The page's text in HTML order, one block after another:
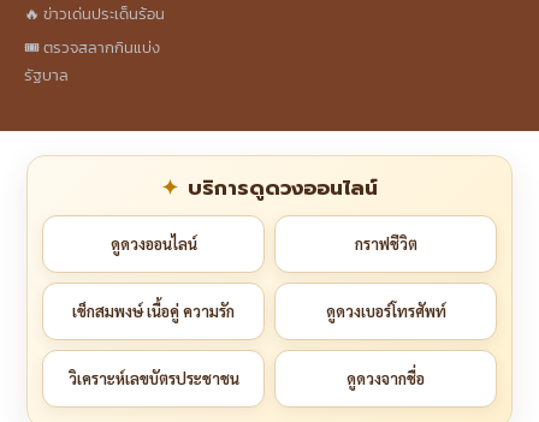
🔥 ข่าวเด่นประเด็นร้อน
🎟️ ตรวจสลากกินแบ่ง
รัฐบาล
บริการดูดวงออนไลน์
ดูดวงออนไลน์ กราฟชีวิต
เช็กสมพงษ์ เนื้อคู่ ความรัก ดูดวงเบอร์โทรศัพท์
วิเคราะห์เลขบัตรประชาชน ดูดวงจากชื่อ